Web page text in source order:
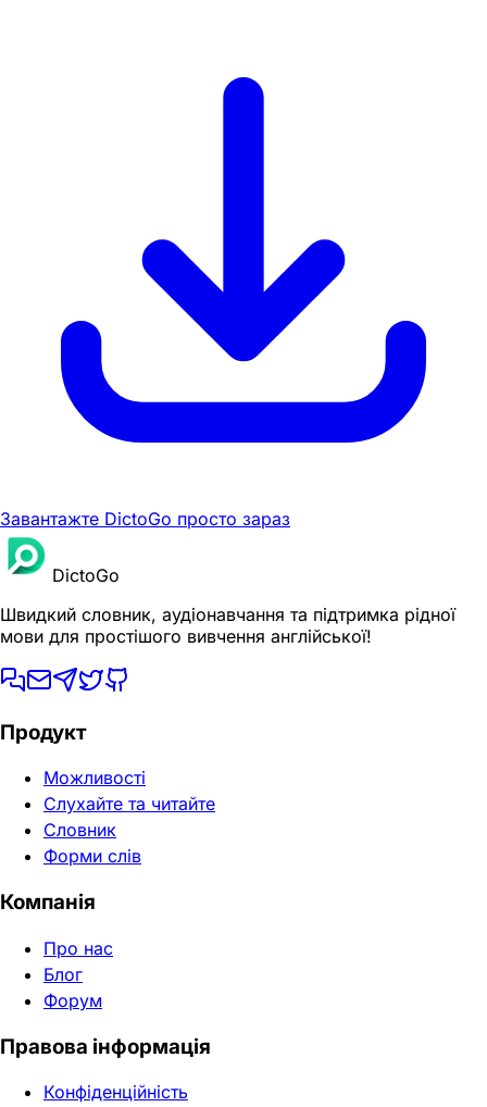
Завантажте DictoGo просто зараз
DictoGo
Швидкий словник, аудіонавчання та підтримка рідної
мови для простішого вивчення англійської!
Продукт
Можливості
Слухайте та читайте
Словник
Форми слів
Компанія
Про нас
Блог
Форум
Правова інформація
Конфіденційність